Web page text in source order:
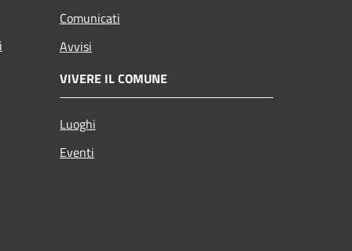
Comunicati
Avvisi
VIVERE IL COMUNE
Luoghi
Eventi